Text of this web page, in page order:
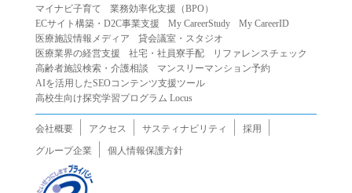
（９）法令違反、犯罪行為、または公序良俗に反する行為
（１０）暴力的な要求行為、または法的な責任を超えた不
当な要求行為
（１１）その他当社が不適切であると判断する行為
２.当社は、前項の定めに該当する行為を行った利用者に対
の提供を停止または中断することができるものとします。
第５条（免責）
１.当社は、本サービスの利用（これらに伴う当社または第
三者の情報提供行為等を含みます）により、利用者に生じ
マイナビ子育て
業務効率化支援（BPO）
ECサイト構築・D2C事業支援
My CareerStudy
My CareerID
医療施設情報メディア
貸会議室・スタジオ
医療業界の経営支援
社宅・社員寮手配
リファレンスチェック
高齢者施設検索・介護相談
マンスリーマンション予約
AIを活用したSEOコンテンツ支援ツール
高校生向け探究学習プログラム Locus
会社概要 アクセス サスティナビリティ
採用
グループ企業
個人情報保護方針